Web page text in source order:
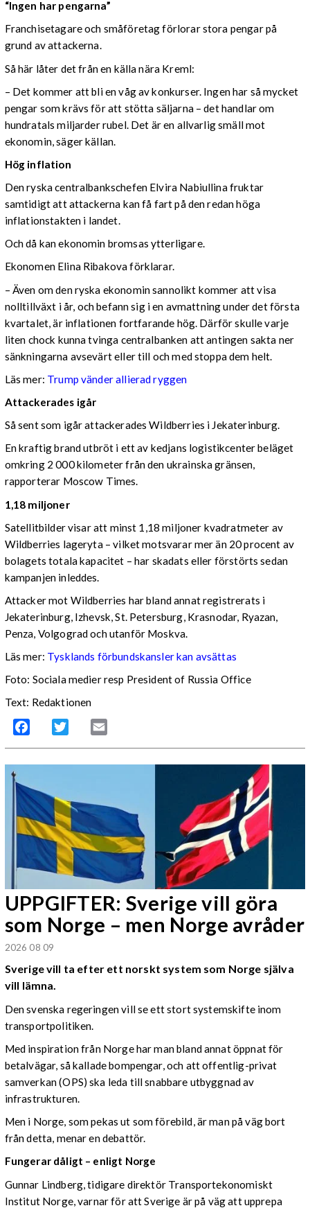
“Ingen har pengarna”
Franchisetagare och småföretag förlorar stora pengar på
grund av attackerna.
Så här låter det från en källa nära Kreml:
– Det kommer att bli en våg av konkurser. Ingen har så mycket
pengar som krävs för att stötta säljarna – det handlar om
hundratals miljarder rubel. Det är en allvarlig smäll mot
ekonomin, säger källan.
Hög inflation
Den ryska centralbankschefen Elvira Nabiullina fruktar
samtidigt att attackerna kan få fart på den redan höga
inflationstakten i landet.
Och då kan ekonomin bromsas ytterligare.
Ekonomen Elina Ribakova förklarar.
– Även om den ryska ekonomin sannolikt kommer att visa
nolltillväxt i år, och befann sig i en avmattning under det första
kvartalet, är inflationen fortfarande hög. Därför skulle varje
liten chock kunna tvinga centralbanken att antingen sakta ner
sänkningarna avsevärt eller till och med stoppa dem helt.
Läs mer: Trump vänder allierad ryggen
Attackerades igår
Så sent som igår attackerades Wildberries i Jekaterinburg.
En kraftig brand utbröt i ett av kedjans logistikcenter beläget
omkring 2 000 kilometer från den ukrainska gränsen,
rapporterar Moscow Times.
1,18 miljoner
Satellitbilder visar att minst 1,18 miljoner kvadratmeter av
Wildberries lageryta – vilket motsvarar mer än 20 procent av
bolagets totala kapacitet – har skadats eller förstörts sedan
kampanjen inleddes.
Attacker mot Wildberries har bland annat registrerats i
Jekaterinburg, Izhevsk, St. Petersburg, Krasnodar, Ryazan,
Penza, Volgograd och utanför Moskva.
Läs mer: Tysklands förbundskansler kan avsättas
Foto: Sociala medier resp President of Russia Office
Text: Redaktionen
Facebook Twitter
UPPGIFTER: Sverige vill göra
som Norge – men Norge avråder
2026 08 09
Sverige vill ta efter ett norskt system som Norge själva
vill lämna.
Den svenska regeringen vill se ett stort systemskifte inom
transportpolitiken.
Med inspiration från Norge har man bland annat öppnat för
betalvägar, så kallade bompengar, och att offentlig-privat
samverkan (OPS) ska leda till snabbare utbyggnad av
infrastrukturen.
Men i Norge, som pekas ut som förebild, är man på väg bort
från detta, menar en debattör.
Fungerar dåligt – enligt Norge
Gunnar Lindberg, tidigare direktör Transportekonomiskt
Institut Norge, varnar för att Sverige är på väg att upprepa